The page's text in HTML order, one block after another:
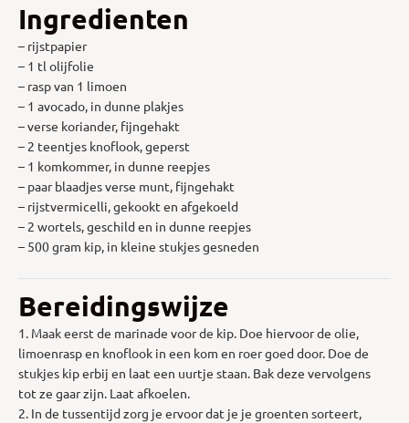
Ingredienten
– rijstpapier
– 1 tl olijfolie
– rasp van 1 limoen
– 1 avocado, in dunne plakjes
– verse koriander, fijngehakt
– 2 teentjes knoflook, geperst
– 1 komkommer, in dunne reepjes
– paar blaadjes verse munt, fijngehakt
– rijstvermicelli, gekookt en afgekoeld
– 2 wortels, geschild en in dunne reepjes
– 500 gram kip, in kleine stukjes gesneden
Bereidingswijze
1. Maak eerst de marinade voor de kip. Doe hiervoor de olie,
limoenrasp en knoflook in een kom en roer goed door. Doe de
stukjes kip erbij en laat een uurtje staan. Bak deze vervolgens
tot ze gaar zijn. Laat afkoelen.
2. In de tussentijd zorg je ervoor dat je je groenten sorteert,